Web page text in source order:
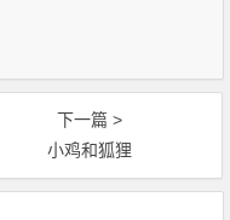
下一篇 >
小鸡和狐狸